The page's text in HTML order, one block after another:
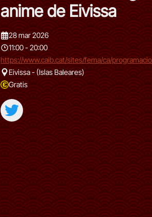
anime de Eivissa
28 mar 2026
11:00 - 20:00
https://www.caib.cat/sites/fema/ca/
Eivissa - (Islas Baleares)
Gratis